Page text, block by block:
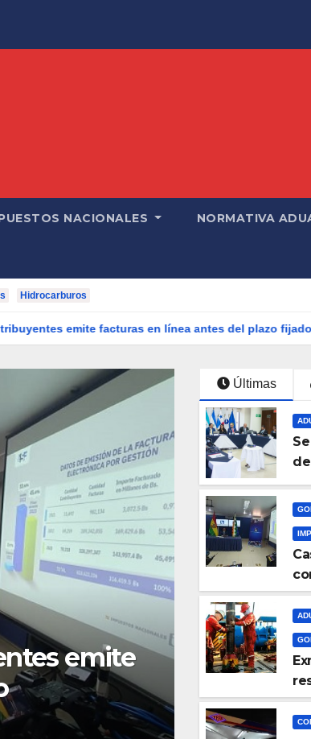
NACIONALES NORMATIVA
Hidrocarburos
facturas en línea antes del plazo fijado
de gas
un millonario
20
Últimas